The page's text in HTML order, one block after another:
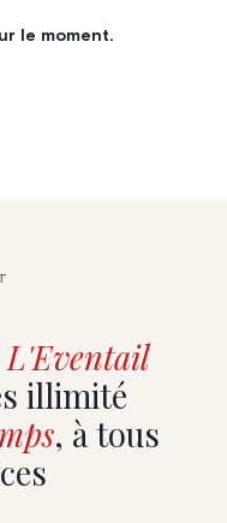
le moment.
L'Eventail
illimité
, à tous